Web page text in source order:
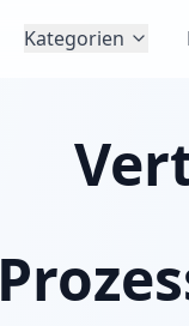
Kategorien